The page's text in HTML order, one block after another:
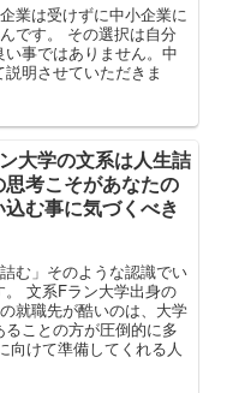
業は受けずに中小企業に
です。 その選択は自分
事ではありません。中
明させていただきま
大学の文系は人生詰
考こそがあなたの
込む事に気づくべき
む」そのような認識でい
文系Fラン大学出身の
就職先が酷いのは、大学
ことの方が圧倒的に多
向けて準備してくれる人